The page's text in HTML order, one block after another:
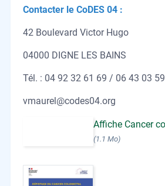
Contacter le CoDES 04 :
42 Boulevard Victor Hugo
04000 DIGNE LES BAINS
Tél. : 04 92 32 61 69 / 06 43 03
vmaurel@codes04.org
Affiche Cancer
(1.1 Mo)